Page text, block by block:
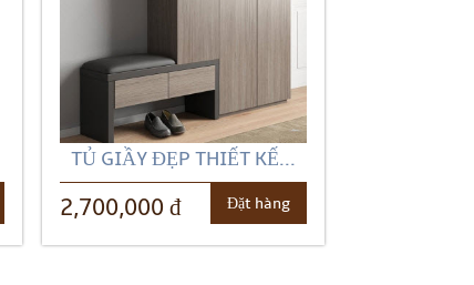
TỦ GIẦY ĐẸP THIẾT KẾ...
2,700,000 đ Đặt hàng